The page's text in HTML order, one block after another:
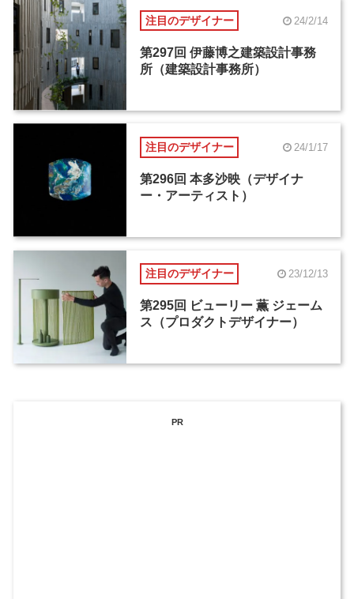
注目のデザイナー 24/2/14
第297回 伊藤博之建築設計事務
所（建築設計事務所）
注目のデザイナー 24/1/17
第296回 本多沙映（デザイナ
ー・アーティスト）
注目のデザイナー 23/12/13
第295回 ビューリー 薫 ジェーム
ス（プロダクトデザイナー）
PR